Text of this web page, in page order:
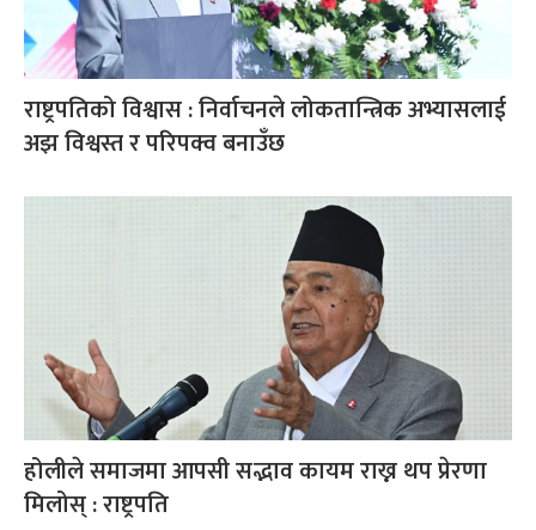
राष्ट्रपतिको विश्वास : निर्वाचनले लोकतान्त्रिक अभ्यासलाई
अझ विश्वस्त र परिपक्व बनाउँछ
होलीले समाजमा आपसी सद्भाव कायम राख्न थप प्रेरणा
मिलोस् : राष्ट्रपति